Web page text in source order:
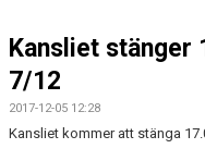
ERSBODA SK STYRELSE
DOKUMENT
Kansliet stänger
7/12
2017-12-05 12:28
Kansliet kommer att stänga